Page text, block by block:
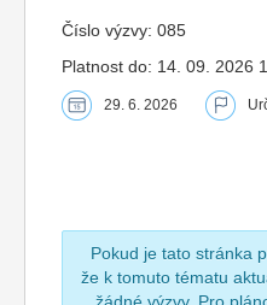
Číslo výzvy: 085
Platnost do: 14. 09. 2026
29. 6. 2026
Pokud je tato stránka
že k tomuto tématu